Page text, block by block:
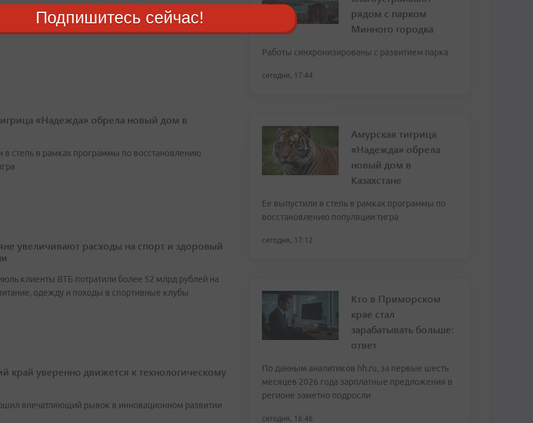
hh.ru, за первые шесть месяцев 2026 года
в регионе заметно подросли
«Надежда» обрела новый дом в
в степь в рамках программы по восстановлению
увеличивают расходы на спорт и здоровый
клиенты ВТБ потратили более 52 млрд рублей на
одежду и походы в спортивные клубы
край уверенно движется к технологическому
впечатляющий рывок в инновационном развитии
рядом с парком
Минного городка
Работы синхронизированы с развитием парка
сегодня, 17:44
Амурская тигрица
«Надежда» обрела
новый дом в
Казахстане
Ее выпустили в степь в рамках программы по
восстановлению популяции тигра
сегодня, 17:12
Кто в Приморском
крае стал
зарабатывать больше:
ответ
По данным аналитиков hh.ru, за первые шесть
месяцев 2026 года зарплатные предложения в
регионе заметно подросли
сегодня, 16:46
Подпишитесь сейчас!